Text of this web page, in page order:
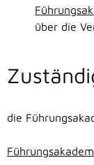
über die
die